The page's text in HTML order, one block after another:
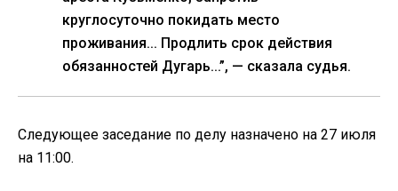
круглосуточно покидать место
проживания... Продлить срок действия
обязанностей Дугарь...”, — сказала судья.
Следующее заседание по делу назначено на 27 июля
на 11:00.